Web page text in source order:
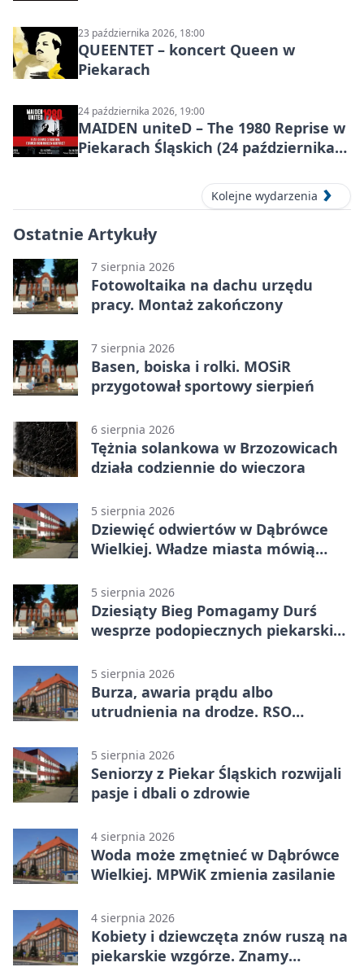
23 października 2026, 18:00
QUEENTET – koncert Queen w
Piekarach
24 października 2026, 19:00
MAIDEN uniteD – The 1980 Reprise w
Piekarach Śląskich (24 października
Kolejne wydarzenia
Ostatnie Artykuły
7 sierpnia 2026
Fotowoltaika na dachu urzędu
pracy. Montaż zakończony
7 sierpnia 2026
Basen, boiska i rolki. MOSiR
przygotował sportowy sierpień
6 sierpnia 2026
Tężnia solankowa w Brzozowicach
działa codziennie do wieczora
5 sierpnia 2026
Dziewięć odwiertów w Dąbrówce
Wielkiej. Władze miasta mówią
5 sierpnia 2026
Dziesiąty Bieg Pomagamy Durś
wesprze podopiecznych piekarskich
5 sierpnia 2026
Burza, awaria prądu albo
utrudnienia na drodze. RSO
5 sierpnia 2026
Seniorzy z Piekar Śląskich rozwijali
pasje i dbali o zdrowie
4 sierpnia 2026
Woda może zmętnieć w Dąbrówce
Wielkiej. MPWiK zmienia zasilanie
4 sierpnia 2026
Kobiety i dziewczęta znów ruszą na
piekarskie wzgórze. Znamy